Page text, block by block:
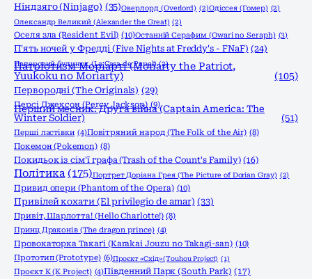
Ніндзяго (Ninjago) (35)Оверлорд (Overlord) (2)Одіссея (Гомер) (2)
Олександр Великий (Alexander the Great) (2)
Оселя зла (Resident Evil) (10)Останній Серафим (Owari no Seraph) (3)
П'ять ночей у Фредді (Five Nights at Freddy's - FNaF) (24)
Паперовий будинок (La Casa de Papel) (2)
Патріотизм Моріарті (Moriarty the Patriot,
Yuukoku no Moriarty)
(105)
Первородні (The Originals) (29)
Персі Джексон (Percy Jackson) (9)
Перший месник: Друга війна (Captain America: The
Winter Soldier)
(51)
Перші ластівки (4)Повітряний народ (The Folk of the Air) (8)
Покемон (Pokemon) (8)
Покидьок із сім'ї графа (Trash of the Count's Family) (16)
Політика (175)Портрет Доріана Грея (The Picture of Dorian Gray) (2)
Привид опери (Phantom of the Opera) (10)
Привілей кохати (El privilegio de amar) (33)
Привіт, Шарлотта! (Hello Charlotte!) (8)
Принц Драконів (The dragon prince) (4)
Провокаторка Такаґі (Karakai Jouzu no Takagi-san) (10)
Прототип (Prototype) (6)Проєкт «Схід» (Touhou Project) (1)
Проєкт К (K Project) (4)Південний Парк (South Park) (17)